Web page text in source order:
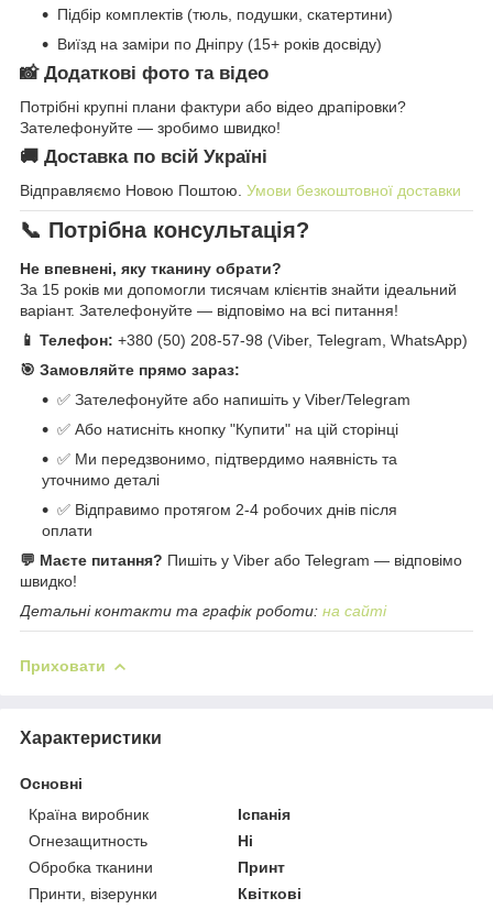
Підбір комплектів (тюль, подушки, скатертини)
Виїзд на заміри по Дніпру (15+ років досвіду)
📸 Додаткові фото та відео
Потрібні крупні плани фактури або відео драпіровки?
Зателефонуйте — зробимо швидко!
🚚 Доставка по всій Україні
Відправляємо Новою Поштою. Умови безкоштовної доставки
📞 Потрібна консультація?
Не впевнені, яку тканину обрати?
За 15 років ми допомогли тисячам клієнтів знайти ідеальний
варіант. Зателефонуйте — відповімо на всі питання!
📱 Телефон: +380 (50) 208-57-98 (Viber, Telegram, WhatsApp)
🎯 Замовляйте прямо зараз:
✅ Зателефонуйте або напишіть у Viber/Telegram
✅ Або натисніть кнопку "Купити" на цій сторінці
✅ Ми передзвонимо, підтвердимо наявність та
уточнимо деталі
✅ Відправимо протягом 2-4 робочих днів після
оплати
💬 Маєте питання? Пишіть у Viber або Telegram — відповімо
швидко!
Детальні контакти та графік роботи: на сайті
Приховати
Характеристики
Основні
Країна виробник
Іспанія
Огнезащитность
Ні
Обробка тканини
Принт
Принти, візерунки
Квіткові